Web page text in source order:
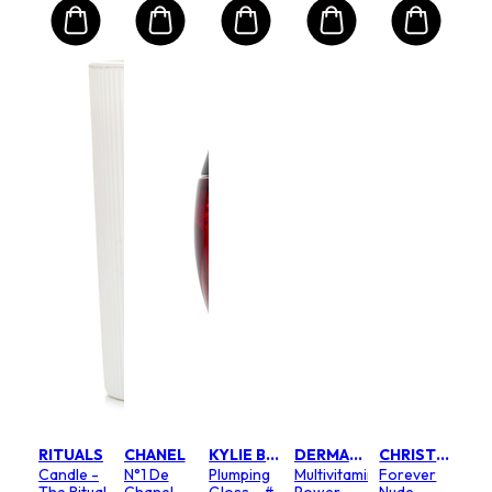
RITUALS
Candle -
CHANEL
N°1 De
KYLIE BY KYLIE JENNER
Plumping
DERMALOGICA
Multivitamin
CHRISTIAN DIOR
Forever